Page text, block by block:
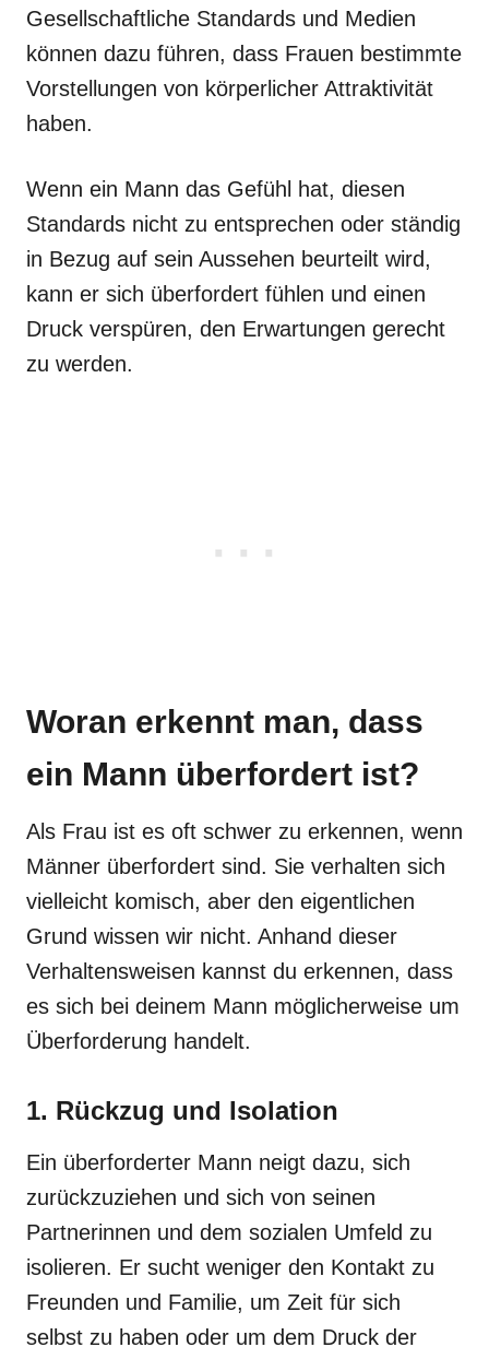
Gesellschaftliche Standards und Medien
können dazu führen, dass Frauen bestimmte
Vorstellungen von körperlicher Attraktivität
haben.
Wenn ein Mann das Gefühl hat, diesen
Standards nicht zu entsprechen oder ständig
in Bezug auf sein Aussehen beurteilt wird,
kann er sich überfordert fühlen und einen
Druck verspüren, den Erwartungen gerecht
zu werden.
Woran erkennt man, dass
ein Mann überfordert ist?
Als Frau ist es oft schwer zu erkennen, wenn
Männer überfordert sind. Sie verhalten sich
vielleicht komisch, aber den eigentlichen
Grund wissen wir nicht. Anhand dieser
Verhaltensweisen kannst du erkennen, dass
es sich bei deinem Mann möglicherweise um
Überforderung handelt.
1. Rückzug und Isolation
Ein überforderter Mann neigt dazu, sich
zurückzuziehen und sich von seinen
Partnerinnen und dem sozialen Umfeld zu
isolieren. Er sucht weniger den Kontakt zu
Freunden und Familie, um Zeit für sich
selbst zu haben oder um dem Druck der